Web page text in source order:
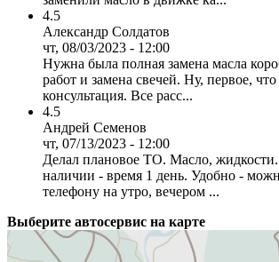
4.5
Александр Солдатов
чт, 08/03/2023 - 12:00
Нужна была полная замена масла
работ и замена свечей. Ну, первое,
консультация. Все расс...
4.5
Андрей Семенов
чт, 07/13/2023 - 12:00
Делал плановое ТО. Масло,
наличии - время 1 день. Удобно -
телефону на утро, вечером ...
Выберите автосервис на карте